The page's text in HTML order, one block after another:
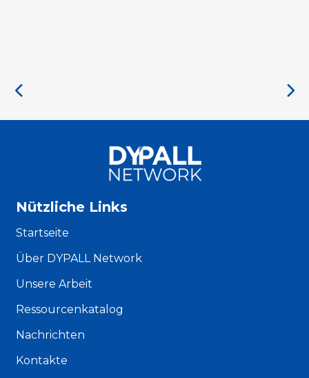
Nützliche Links
Startseite
Über DYPALL Network
Unsere Arbeit
Ressourcenkatalog
Nachrichten
Kontakte